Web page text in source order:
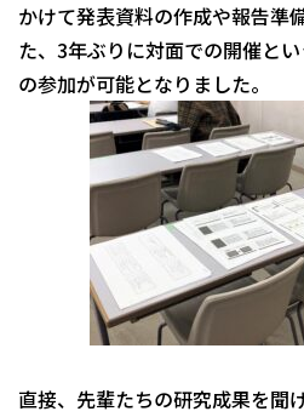
かけて発表資料の作成や報告準
た、3年ぶりに対面での開催と
の参加が可能となりました。
直接、先輩たちの研究成果を聞